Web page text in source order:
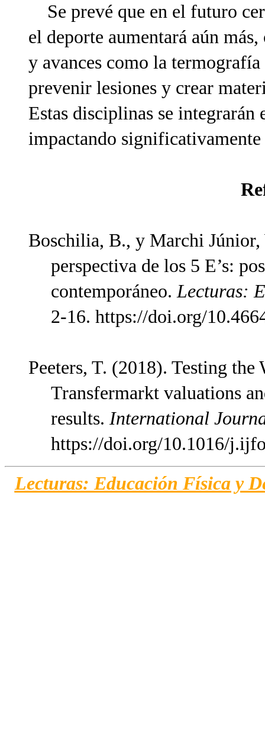
Se prevé que en el futuro
el deporte aumentará aún
y avances como la
prevenir lesiones y crear
Estas disciplinas se integrarán
impactando
Boschilia, B., y Marchi
perspectiva de los 5 E’s:
contemporáneo. Lecturas:
2-16. https://doi.org/
Peeters, T. (2018). Testing
Transfermarkt valuations
results. International
https://doi.org/10.1016/
Lecturas: Educación Física y